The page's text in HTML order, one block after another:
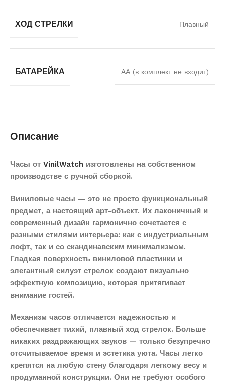
ХОД СТРЕЛКИ Плавный
БАТАРЕЙКА АА (в комплект не входит)
Описание
Часы от VinilWatch изготовлены на собственном
производстве с ручной сборкой.
Виниловые часы — это не просто функциональный
предмет, а настоящий арт-объект. Их лаконичный и
современный дизайн гармонично сочетается с
разными стилями интерьера: как с индустриальным
лофт, так и со скандинавским минимализмом.
Гладкая поверхность виниловой пластинки и
элегантный силуэт стрелок создают визуально
эффектную композицию, которая притягивает
внимание гостей.
Механизм часов отличается надежностью и
обеспечивает тихий, плавный ход стрелок. Больше
никаких раздражающих звуков — только безупречно
отсчитываемое время и эстетика уюта. Часы легко
крепятся на любую стену благодаря легкому весу и
продуманной конструкции. Они не требуют особого